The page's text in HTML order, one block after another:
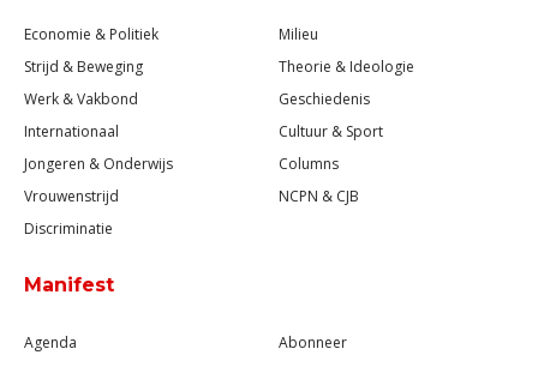
Economie & Politiek
Strijd & Beweging
Werk & Vakbond
Internationaal
Jongeren & Onderwijs
Vrouwenstrijd
Discriminatie
Milieu
Theorie & Ideologie
Geschiedenis
Cultuur & Sport
Columns
NCPN & CJB
Manifest
Agenda
Abonneer